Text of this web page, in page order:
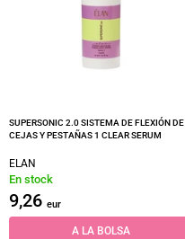
SUPERSONIC 2.0 SISTEMA DE FLEXIÓN DE
CEJAS Y PESTAÑAS 1 CLEAR SERUM
ELAN
En stock
9,26 eur
A LA BOLSA